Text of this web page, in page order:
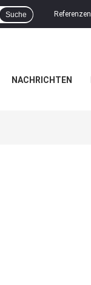
Referenzen
Suche
NACHRICHTEN